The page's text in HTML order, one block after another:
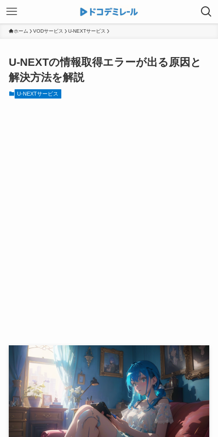
ホーム VODサービス U-NEXTサービス
U-NEXTの情報取得エラーが出る原因と
解決方法を解説
U-NEXTサービス